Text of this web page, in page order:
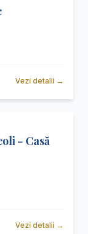
Vezi detalii →
- Casă
Vezi detalii →